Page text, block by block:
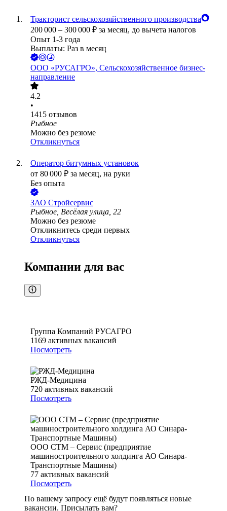
Тракторист сельскохозяйственного производства
200 000 – 300 000 ₽ за месяц, до вычета налогов
Опыт 1-3 года
Выплаты: Раз в месяц
ООО «РУСАГРО», Сельскохозяйственное бизнес-
направление
4.2
•
1415 отзывов
Рыбное
Можно без резюме
Откликнуться
Оператор битумных установок
от 80 000 ₽ за месяц, на руки
Без опыта
ЗАО Стройсервис
Рыбное, Весёлая улица, 22
Можно без резюме
Откликнитесь среди первых
Откликнуться
Компании для вас
Группа Компаний РУСАГРО
1169 активных вакансий
Посмотреть
РЖД-Медицина
720 активных вакансий
Посмотреть
ООО СТМ – Сервис (предприятие
машиностроительного холдинга АО Синара-
Транспортные Машины)
77 активных вакансий
Посмотреть
По вашему запросу ещё будут появляться новые
вакансии. Присылать вам?